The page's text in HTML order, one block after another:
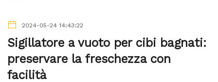
2024-05-24 14:43:22
Sigillatore a vuoto per cibi bagnati:
preservare la freschezza con
facilità